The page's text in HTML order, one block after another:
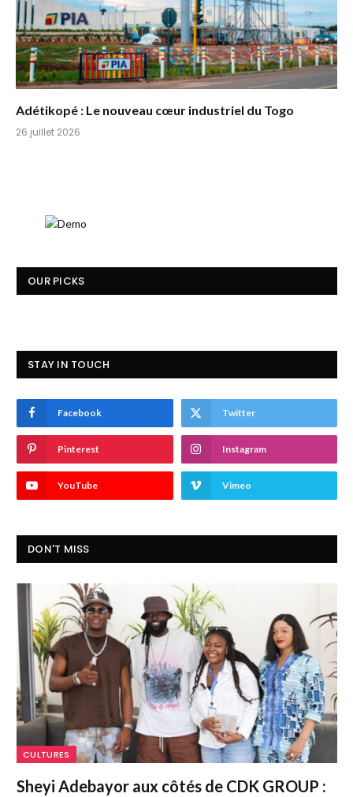
Adétikopé : Le nouveau cœur industriel du Togo
26 juillet 2026
OUR PICKS
STAY IN TOUCH
Facebook Twitter
Pinterest Instagram
YouTube Vimeo
DON'T MISS
CULTURES
Sheyi Adebayor aux côtés de CDK GROUP :